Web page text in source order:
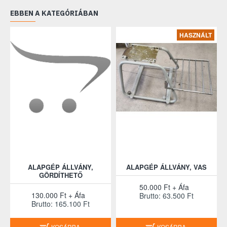
EBBEN A KATEGÓRIÁBAN
ALAPGÉP ÁLLVÁNY,
GÖRDÍTHETŐ
130.000 Ft + Áfa
Brutto: 165.100 Ft
HASZNÁLT
ALAPGÉP ÁLLVÁNY, VAS
50.000 Ft + Áfa
Brutto: 63.500 Ft